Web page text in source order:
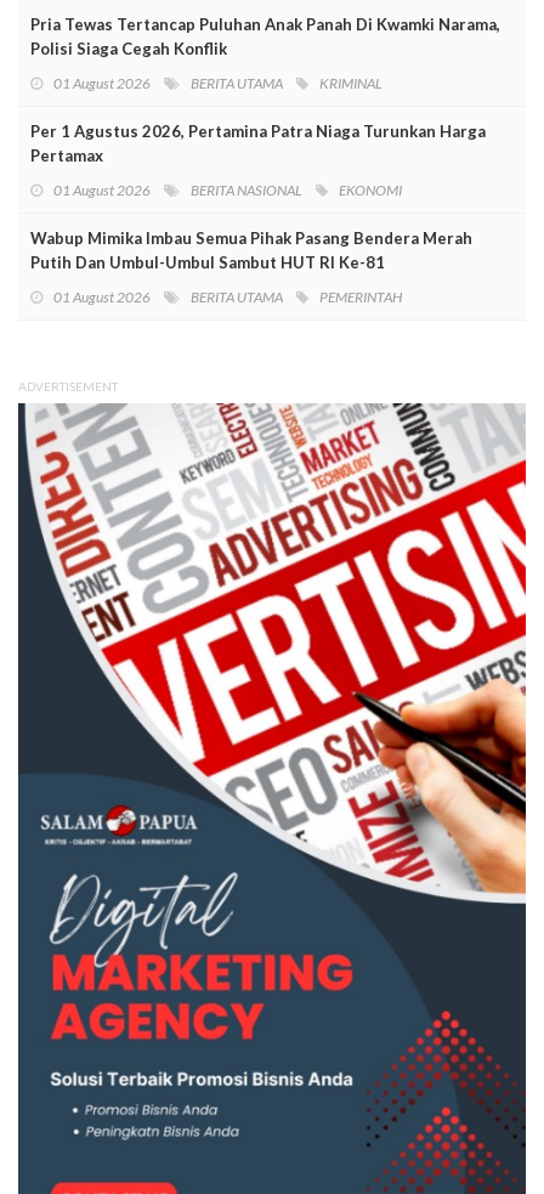
Pria Tewas Tertancap Puluhan Anak Panah Di Kwamki Narama,
Polisi Siaga Cegah Konflik
01 August 2026 BERITA UTAMA KRIMINAL
Per 1 Agustus 2026, Pertamina Patra Niaga Turunkan Harga
Pertamax
01 August 2026 BERITA NASIONAL EKONOMI
Wabup Mimika Imbau Semua Pihak Pasang Bendera Merah
Putih Dan Umbul-Umbul Sambut HUT RI Ke-81
01 August 2026 BERITA UTAMA PEMERINTAH
ADVERTISEMENT